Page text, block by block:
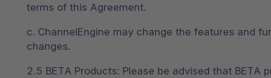
terms of this Agreement.
c. ChannelEngine may change the features and
changes.
2.5 BETA Products: Please be advised that